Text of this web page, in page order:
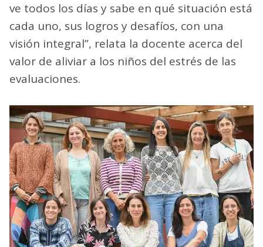
ve todos los días y sabe en qué situación está
cada uno, sus logros y desafíos, con una
visión integral”, relata la docente acerca del
valor de aliviar a los niños del estrés de las
evaluaciones.